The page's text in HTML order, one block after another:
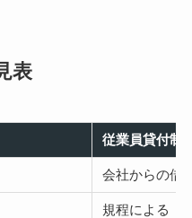
表
従業員貸付制
会社からの借
規程による（